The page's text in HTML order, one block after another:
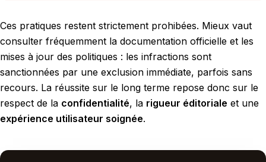
Ces pratiques restent strictement prohibées. Mieux vaut
consulter fréquemment la documentation officielle et les
mises à jour des politiques : les infractions sont
sanctionnées par une exclusion immédiate, parfois sans
recours. La réussite sur le long terme repose donc sur le
respect de la confidentialité, la rigueur éditoriale et une
expérience utilisateur soignée.